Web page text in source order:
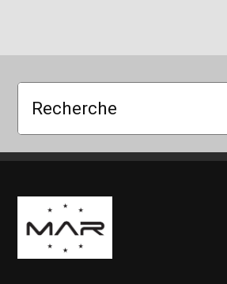
Recherche
Boutique Mags à Rabais